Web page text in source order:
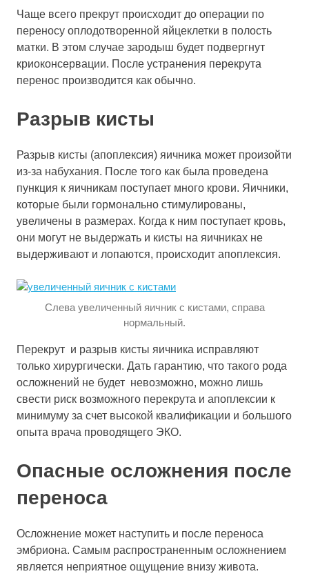
Чаще всего прекрут происходит до операции по
переносу оплодотворенной яйцеклетки в полость
матки. В этом случае зародыш будет подвергнут
криоконсервации. После устранения перекрута
перенос производится как обычно.
Разрыв кисты
Разрыв кисты (апоплексия) яичника может произойти
из-за набухания. После того как была проведена
пункция к яичникам поступает много крови. Яичники,
которые были гормонально стимулированы,
увеличены в размерах. Когда к ним поступает кровь,
они могут не выдержать и кисты на яичниках не
выдерживают и лопаются, происходит апоплексия.
Слева увеличенный яичник с кистами, справа
нормальный.
Перекрут и разрыв кисты яичника исправляют
только хирургически. Дать гарантию, что такого рода
осложнений не будет невозможно, можно лишь
свести риск возможного перекрута и апоплексии к
минимуму за счет высокой квалификации и большого
опыта врача проводящего ЭКО.
Опасные осложнения после
переноса
Осложнение может наступить и после переноса
эмбриона. Самым распространенным осложнением
является неприятное ощущение внизу живота.